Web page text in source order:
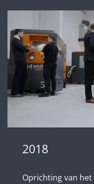
2018
Oprichting van